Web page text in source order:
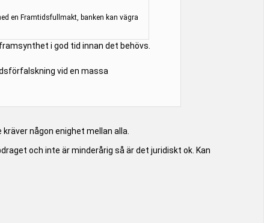
en Framtidsfullmakt, banken kan vägra
i god tid innan det behövs.
vid en massa
någon enighet mellan alla.
och inte är minderårig så är det juridiskt ok. Kan